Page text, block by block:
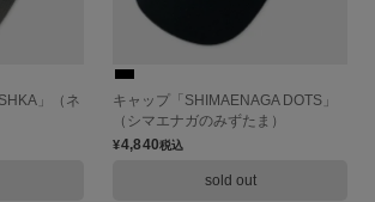
」（ネ
キャップ「SHIMAENAGA DOTS」
（シマエナガのみずたま）
¥4,840税込
sold out